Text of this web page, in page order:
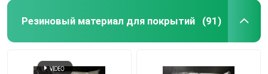
Резиновый материал для покрытий (91)